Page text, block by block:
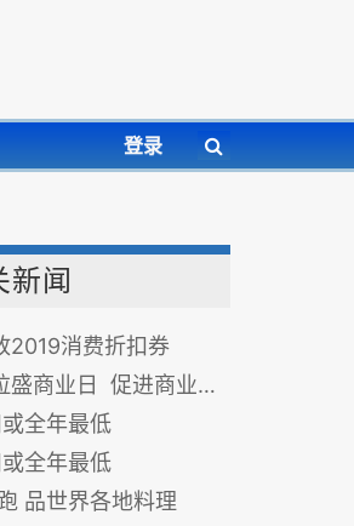
登录
新闻
2019消费折扣券
商业日 促进商业发展
全年最低
全年最低
品世界各地料理